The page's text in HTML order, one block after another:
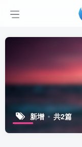
新增 共2篇